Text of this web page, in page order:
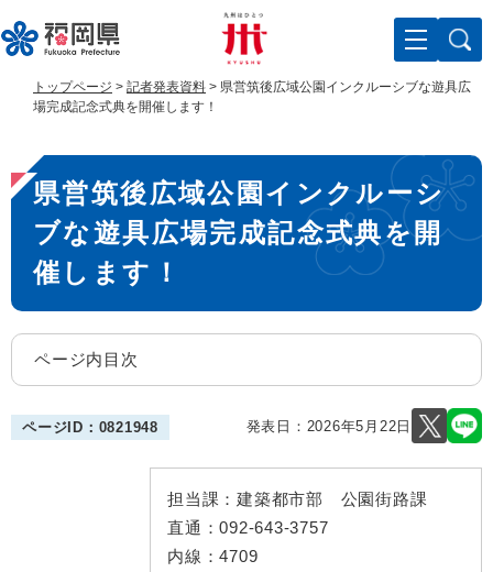
ー
ジ
す
。
ニ
ュ
し
て
トップページ > 記者発表資料 > 県営筑後広域公園インクルーシブな遊具広
場完成記念式典を開催します！
本
文
県営筑後広域公園インクルーシ
ブな遊具広場完成記念式典を開
催します！
ページ内目次
ページID：0821948 発表日： 2026年5月22日
担当課： 建築都市部 公園街路課
直通：092-643-3757
内線：4709